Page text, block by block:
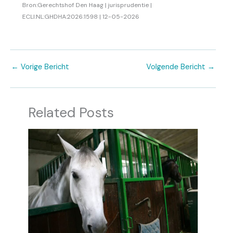
Bron:Gerechtshof Den Haag | jurisprudentie |
ECLI:NL:GHDHA:2026:1598 | 12-05-2026
← Vorige Bericht Volgende Bericht →
Related Posts